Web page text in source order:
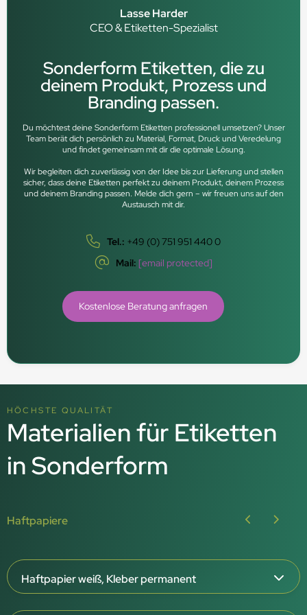
Lasse Harder
CEO & Etiketten-Spezialist
Sonderform Etiketten, die zu
deinem Produkt, Prozess und
Branding passen.
Du möchtest deine Sonderform Etiketten professionell umsetzen? Unser
Team berät dich persönlich zu Material, Format, Druck und Veredelung
und findet gemeinsam mit dir die optimale Lösung.
Wir begleiten dich zuverlässig von der Idee bis zur Lieferung und stellen
sicher, dass deine Etiketten perfekt zu deinem Produkt, deinem Prozess
und deinem Branding passen. Melde dich gern – wir freuen uns auf den
Austausch mit dir.
Tel.: +49 (0) 751 951 440 0
Mail: [email protected]
Kostenlose Beratung anfragen
HÖCHSTE QUALITÄT
Materialien für Etiketten
in Sonderform
Haftpapiere
Haftpapier weiß, Kleber permanent